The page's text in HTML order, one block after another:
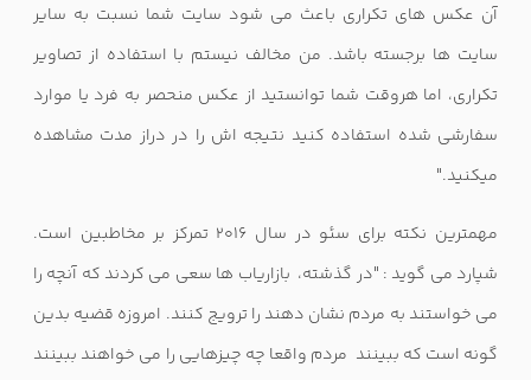
آن عکس های تکراری باعث می شود سایت شما نسبت به سایر
سایت ها برجسته باشد. من مخالف نیستم با استفاده از تصاویر
تکراری، اما هروقت شما توانستید از عکس منحصر به فرد یا موارد
سفارشی شده استفاده کنید نتیجه اش را در دراز مدت مشاهده
میکنید."
مهمترین نکته برای سئو در سال 2016 تمرکز بر مخاطبین است.
شپارد می گوید : "در گذشته، بازاریاب ها سعی می کردند که آنچه را
می خواستند به مردم نشان دهند را ترویج کنند. امروزه قضیه بدین
گونه است که ببینند مردم واقعا چه چیزهایی را می خواهند ببینند